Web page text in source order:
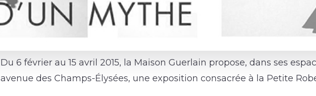
Du 6 février au 15 avril 2015, la Maison Guerlain propose, dans ses
avenue des Champs-Élysées, une exposition consacrée à la Petite